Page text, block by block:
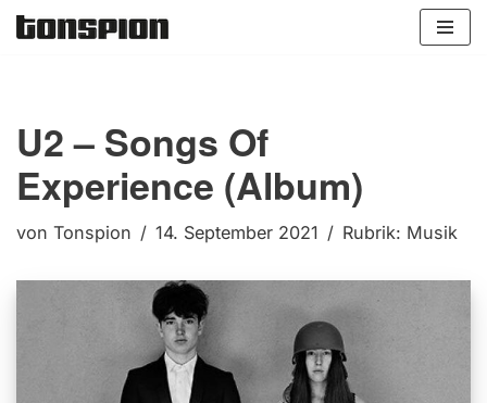
U2 – Songs Of
Experience (Album)
von Tonspion 14. September 2021 Rubrik: Musik